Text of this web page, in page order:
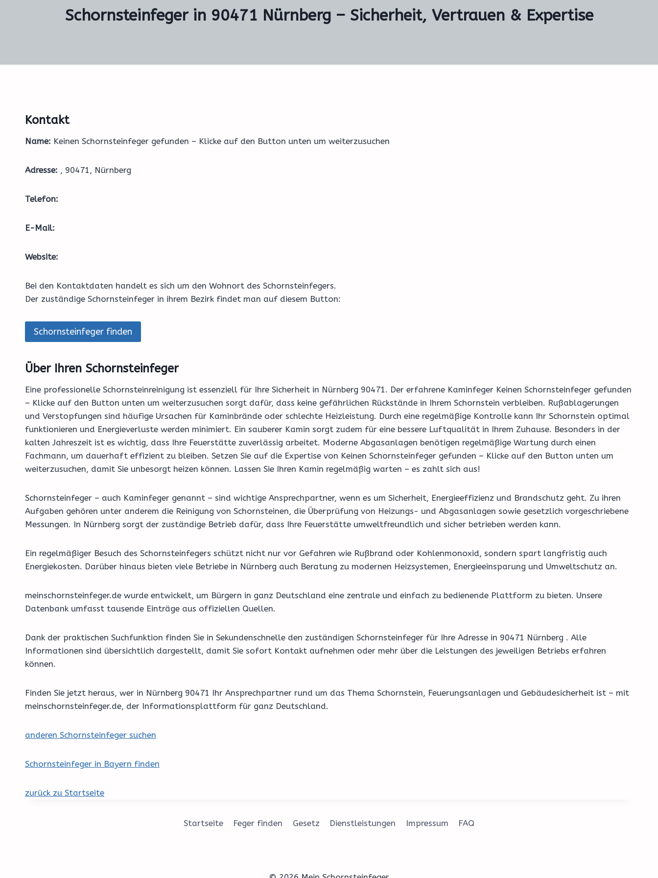
Schornsteinfeger in 90471 Nürnberg – Sicherheit, Vertrauen & Expertise
Kontakt
Name: Keinen Schornsteinfeger gefunden – Klicke auf den Button unten um weiterzusuchen
Adresse: , 90471, Nürnberg
Telefon:
E-Mail:
Website:
Bei den Kontaktdaten handelt es sich um den Wohnort des Schornsteinfegers.
Der zuständige Schornsteinfeger in ihrem Bezirk findet man auf diesem Button:
Schornsteinfeger finden
Über Ihren Schornsteinfeger
Eine professionelle Schornsteinreinigung ist essenziell für Ihre Sicherheit in Nürnberg 90471. Der erfahrene Kaminfeger Keinen Schornsteinfeger gefunden
– Klicke auf den Button unten um weiterzusuchen sorgt dafür, dass keine gefährlichen Rückstände in Ihrem Schornstein verbleiben. Rußablagerungen
und Verstopfungen sind häufige Ursachen für Kaminbrände oder schlechte Heizleistung. Durch eine regelmäßige Kontrolle kann Ihr Schornstein optimal
funktionieren und Energieverluste werden minimiert. Ein sauberer Kamin sorgt zudem für eine bessere Luftqualität in Ihrem Zuhause. Besonders in der
kalten Jahreszeit ist es wichtig, dass Ihre Feuerstätte zuverlässig arbeitet. Moderne Abgasanlagen benötigen regelmäßige Wartung durch einen
Fachmann, um dauerhaft effizient zu bleiben. Setzen Sie auf die Expertise von Keinen Schornsteinfeger gefunden – Klicke auf den Button unten um
weiterzusuchen, damit Sie unbesorgt heizen können. Lassen Sie Ihren Kamin regelmäßig warten – es zahlt sich aus!
Schornsteinfeger – auch Kaminfeger genannt – sind wichtige Ansprechpartner, wenn es um Sicherheit, Energieeffizienz und Brandschutz geht. Zu ihren
Aufgaben gehören unter anderem die Reinigung von Schornsteinen, die Überprüfung von Heizungs- und Abgasanlagen sowie gesetzlich vorgeschriebene
Messungen. In Nürnberg sorgt der zuständige Betrieb dafür, dass Ihre Feuerstätte umweltfreundlich und sicher betrieben werden kann.
Ein regelmäßiger Besuch des Schornsteinfegers schützt nicht nur vor Gefahren wie Rußbrand oder Kohlenmonoxid, sondern spart langfristig auch
Energiekosten. Darüber hinaus bieten viele Betriebe in Nürnberg auch Beratung zu modernen Heizsystemen, Energieeinsparung und Umweltschutz an.
meinschornsteinfeger.de wurde entwickelt, um Bürgern in ganz Deutschland eine zentrale und einfach zu bedienende Plattform zu bieten. Unsere
Datenbank umfasst tausende Einträge aus offiziellen Quellen.
Dank der praktischen Suchfunktion finden Sie in Sekundenschnelle den zuständigen Schornsteinfeger für Ihre Adresse in 90471 Nürnberg . Alle
Informationen sind übersichtlich dargestellt, damit Sie sofort Kontakt aufnehmen oder mehr über die Leistungen des jeweiligen Betriebs erfahren
können.
Finden Sie jetzt heraus, wer in Nürnberg 90471 Ihr Ansprechpartner rund um das Thema Schornstein, Feuerungsanlagen und Gebäudesicherheit ist – mit
meinschornsteinfeger.de, der Informationsplattform für ganz Deutschland.
anderen Schornsteinfeger suchen
Schornsteinfeger in Bayern finden
zurück zu Startseite
Startseite Feger finden Gesetz Dienstleistungen Impressum FAQ